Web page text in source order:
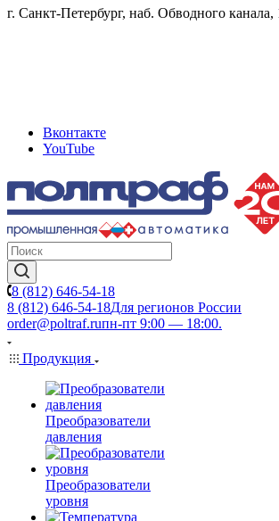
г. Санкт-Петербург, наб. Обводного
Вконтакте
YouTube
8 (812) 646-54-18
8 (812) 646-54-18Для регионов России
order@poltraf.ruпн-пт 9:00 — 18:00.
Продукция
Преобразователи
давления
Преобразователи
уровня